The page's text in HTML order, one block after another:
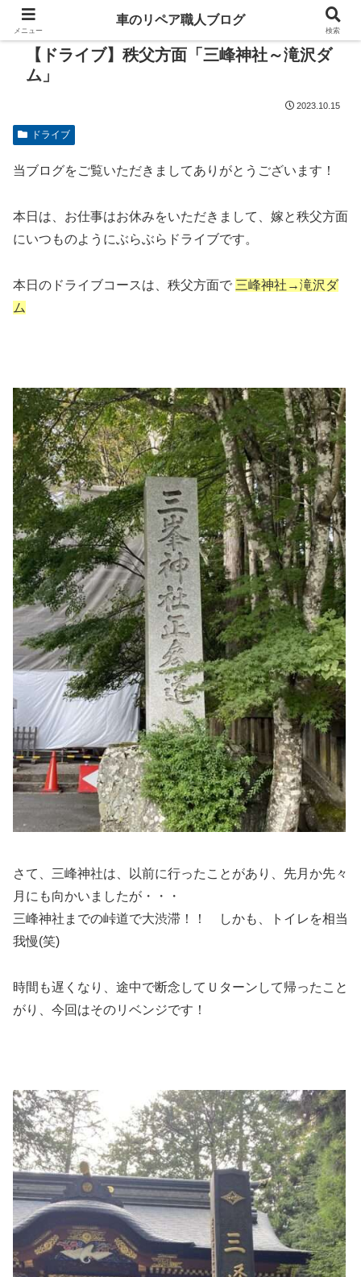
【ドライブ】秩父方面「三峰神社～滝沢ダ
ム」
2023.10.15
ドライブ
当ブログをご覧いただきましてありがとうございます！
本日は、お仕事はお休みをいただきまして、嫁と秩父方面
にいつものようにぶらぶらドライブです。
本日のドライブコースは、秩父方面で 三峰神社→滝沢ダ
ム
さて、三峰神社は、以前に行ったことがあり、先月か先々
月にも向かいましたが・・・
三峰神社までの峠道で大渋滞！！ しかも、トイレを相当
我慢(笑)
時間も遅くなり、途中で断念してＵターンして帰ったこと
がり、今回はそのリベンジです！
メニュー
車のリペア職人ブログ
検索